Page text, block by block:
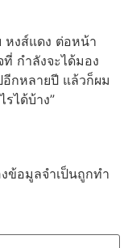
หงส์แดง ต่อหน้า
กำลังจะได้มอง
อีกหลายปี แล้วก็ผม
ได้บ้าง”
ข้อมูลจำเป็นถูกทำ